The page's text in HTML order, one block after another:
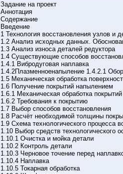
Задание на проект
Аннотация
Содержание
Введение
1 Технология восстановления узлов и
1.2 Анализ исходных данных.
1.3 Анализ износа деталей редуктора
1.4 Существующие способов
1.4.1 Вибродуговая наплавка
1.4.2Плазменноенапыление 1.4.2.1
1.5 Механическая обработка
1.6 Получение покрытий напылением
1.6.1 Механическая обработка покрытий
1.6.2 Требования к покрытию
1.7 Выбор способов восстановления
1.8 Расчёт необходимой толщины
1.9 Схема технологического процесса
1.10 Выбор средств технологического
1.10.1 Очистка и мойка детали
1.10.2 Контроль детали
1.10.3 Черновое точение перед
1.10.4 Наплавка
1.10.5 Токарная обработка